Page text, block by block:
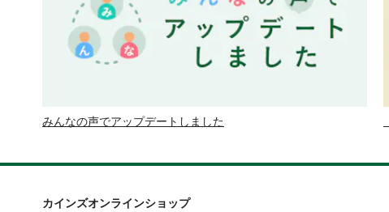
みんなの声でアップデートしました
カインズオンラインショップ